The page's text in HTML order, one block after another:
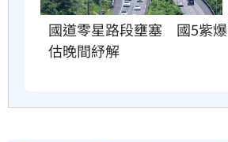
國道零星路段壅塞　國5紫爆
估晚間紓解